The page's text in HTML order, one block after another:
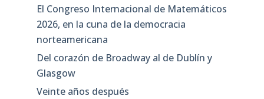
El Congreso Internacional de Matemáticos
2026, en la cuna de la democracia
norteamericana
Del corazón de Broadway al de Dublín y
Glasgow
Veinte años después